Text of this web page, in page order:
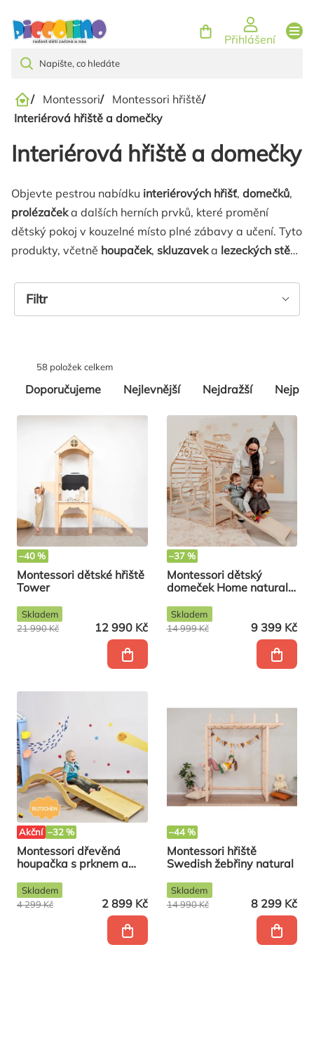
Přihlášení
Domů
/ Montessori/ Montessori hřiště/
Interiérová hřiště a domečky
Interiérová hřiště a domečky
Objevte pestrou nabídku interiérových hřišť, domečků,
prolézačeka dalších herních prvků, které promění
dětský pokoj v kouzelné místo plné zábavy a učení. Tyto
produkty, včetně houpaček, skluzaveka lezeckých stěn,
interakcidětí. Investujte do kvalitních herních prvků,
které přinášejí radost a zároveň rozvíjejí důležité
Řazení
produktů
Doporučujeme Nejlevnější Nejdražší
58 položek celkem
Filtr
Výpis
produktů
–40 %
Montessori dětské hřiště
Tower
12 990 Kč
21 990 Kč
Skladem
–37 %
Montessori dětský
domeček Home natural
9 399 Kč
14 999 Kč
Skladem
Akční –32 %
Montessori dřevěná
houpačka s prknem a
2 899 Kč
4 299 Kč
Skladem
–44 %
Montessori hřiště
Swedish žebřiny natural
8 299 Kč
14 990 Kč
Skladem